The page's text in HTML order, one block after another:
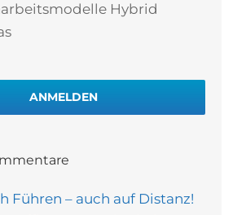
Hybrid
ANMELDEN
Führen – auch auf Distanz!